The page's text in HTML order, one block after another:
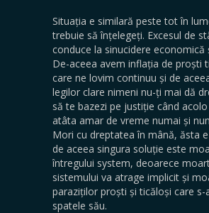
Situația e similară peste tot în
trebuie să înțelegeți. Excesul de
conduce la sinucidere economică
De-aceea avem inflația de proști
care ne lovim continuu și de
legilor clare nimeni nu-ți mai dă
să te bazezi pe justiție când
atâta amar de vreme numai și
Mori cu dreptatea în mână, ăsta e
de aceea singura soluție este
întregului system, deoarece
sistemului va atrage implicit și
paraziților proști și ticăloși care s-
spatele său.